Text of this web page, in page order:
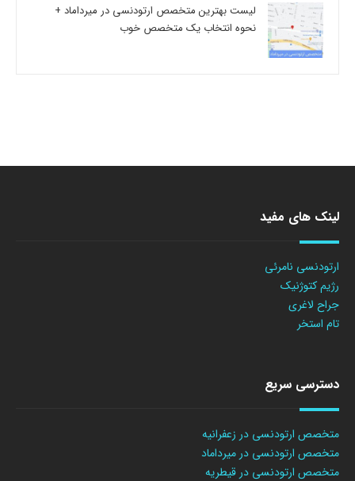
لیست بهترین متخصص ارتودنسی در میرداماد +
نحوه انتخاب یک متخصص خوب
لینک های مفید
ارتودنسی نامرئی
رژیم کتوژنیک
جراح لاغری
تام استخر
دسترسی سریع
متخصص ارتودنسی در زعفرانیه
متخصص ارتودنسی در میرداماد
متخصص ارتودنسی در قیطریه